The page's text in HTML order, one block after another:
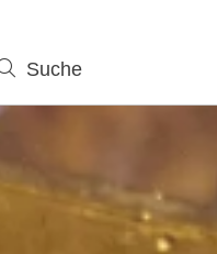
Suche